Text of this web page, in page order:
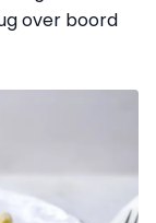
over boord